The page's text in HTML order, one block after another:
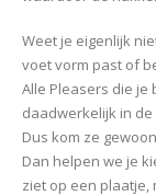
Weet je eigenlijk
voet vorm past of
Alle Pleasers die je
daadwerkelijk in de
Dus kom ze
Dan helpen we je
ziet op een plaatje,